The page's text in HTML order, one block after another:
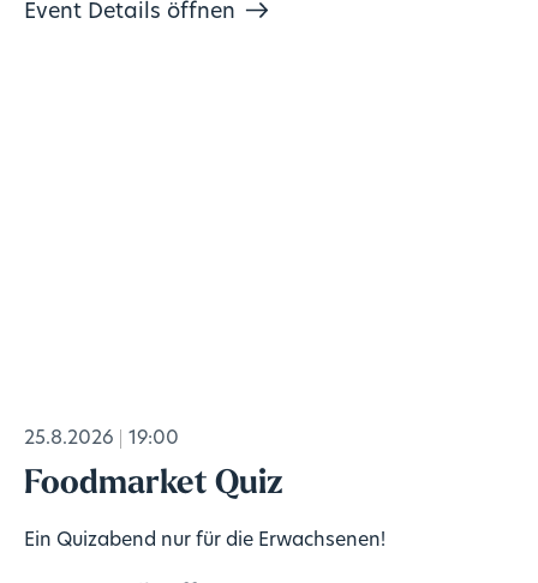
Event Details öffnen
25.8.2026 19:00
Foodmarket Quiz
Ein Quizabend nur für die Erwachsenen!